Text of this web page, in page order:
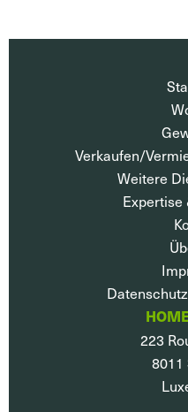
Verkaufen/
Weitere
Expertise
223
8011